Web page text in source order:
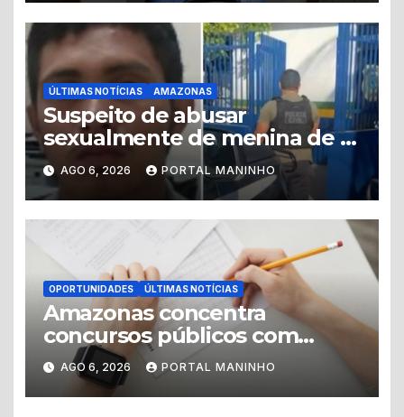
ÚLTIMAS NOTÍCIAS AMAZONAS
Suspeito de abusar
sexualmente de menina de 8
anos é preso no município de
Iranduba
AGO 6, 2026 PORTAL MANINHO
OPORTUNIDADES ÚLTIMAS NOTÍCIAS
Amazonas concentra
concursos públicos com
vagas abertas e editais
previstos no segundo
semestre
AGO 6, 2026 PORTAL MANINHO